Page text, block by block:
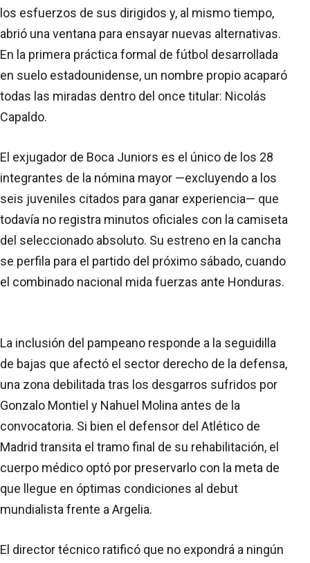
los esfuerzos de sus dirigidos y, al mismo tiempo,
abrió una ventana para ensayar nuevas alternativas.
En la primera práctica formal de fútbol desarrollada
en suelo estadounidense, un nombre propio acaparó
todas las miradas dentro del once titular: Nicolás
Capaldo.
El exjugador de Boca Juniors es el único de los 28
integrantes de la nómina mayor —excluyendo a los
seis juveniles citados para ganar experiencia— que
todavía no registra minutos oficiales con la camiseta
del seleccionado absoluto. Su estreno en la cancha
se perfila para el partido del próximo sábado, cuando
el combinado nacional mida fuerzas ante Honduras.
La inclusión del pampeano responde a la seguidilla
de bajas que afectó el sector derecho de la defensa,
una zona debilitada tras los desgarros sufridos por
Gonzalo Montiel y Nahuel Molina antes de la
convocatoria. Si bien el defensor del Atlético de
Madrid transita el tramo final de su rehabilitación, el
cuerpo médico optó por preservarlo con la meta de
que llegue en óptimas condiciones al debut
mundialista frente a Argelia.
El director técnico ratificó que no expondrá a ningún